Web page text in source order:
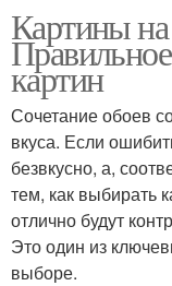
Картины
картин
Сочетание обоев
вкуса. Если
безвкусно, а,
тем, как выбирать
отлично будут
Это один из
выборе.